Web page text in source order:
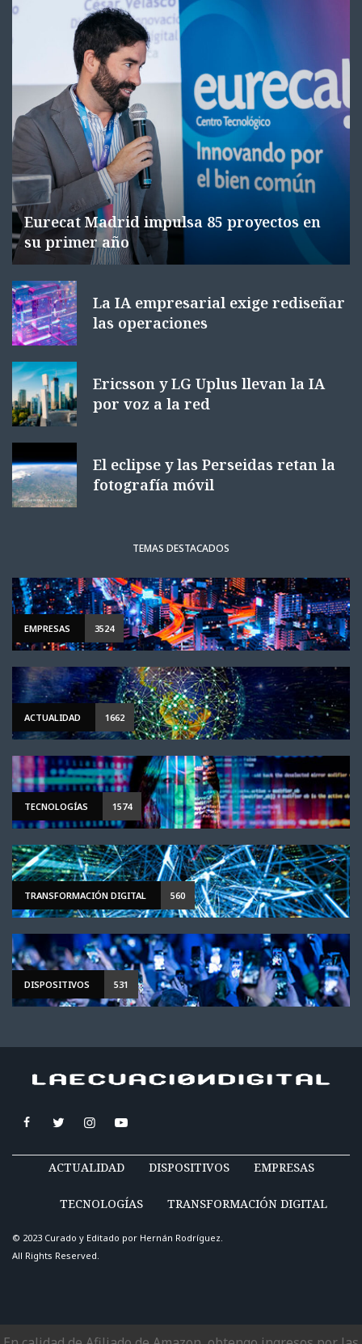
Eurecat Madrid impulsa 85 proyectos en
su primer año
La IA empresarial exige rediseñar
las operaciones
Ericsson y LG Uplus llevan la IA
por voz a la red
El eclipse y las Perseidas retan la
fotografía móvil
TEMAS DESTACADOS
EMPRESAS 3524
ACTUALIDAD 1662
TECNOLOGÍAS 1574
TRANSFORMACIÓN DIGITAL 560
DISPOSITIVOS 531
ACTUALIDAD DISPOSITIVOS EMPRESAS
TECNOLOGÍAS TRANSFORMACIÓN DIGITAL
© 2023 Curado y Editado por Hernán Rodríguez.
All Rights Reserved.